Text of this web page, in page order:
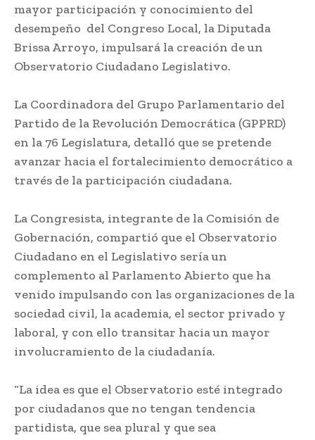
mayor participación y conocimiento del
desempeño del Congreso Local, la Diputada
Brissa Arroyo, impulsará la creación de un
Observatorio Ciudadano Legislativo.
La Coordinadora del Grupo Parlamentario del
Partido de la Revolución Democrática (GPPRD)
en la 76 Legislatura, detalló que se pretende
avanzar hacia el fortalecimiento democrático a
través de la participación ciudadana.
La Congresista, integrante de la Comisión de
Gobernación, compartió que el Observatorio
Ciudadano en el Legislativo sería un
complemento al Parlamento Abierto que ha
venido impulsando con las organizaciones de la
sociedad civil, la academia, el sector privado y
laboral, y con ello transitar hacia un mayor
involucramiento de la ciudadanía.
“La idea es que el Observatorio esté integrado
por ciudadanos que no tengan tendencia
partidista, que sea plural y que sea